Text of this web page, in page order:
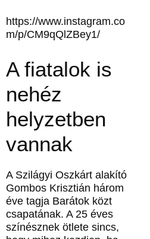
https://www.instagram.co
m/p/CM9qQlZBey1/
A fiatalok is
nehéz
helyzetben
vannak
A Szilágyi Oszkárt alakító
Gombos Krisztián három
éve tagja Barátok közt
csapatának. A 25 éves
színésznek ötlete sincs,